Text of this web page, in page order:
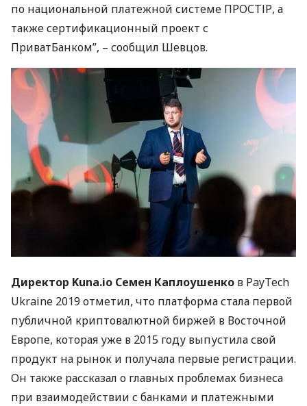
по национальной платежной системе ПРОСТІР, а
также сертификационный проект с
ПриватБанком”, – сообщил Шевцов.
Директор Kuna.io Семен Каплоушенко в PayTech
Ukraine 2019 отметил, что платформа стала первой
публичной криптовалютной биржей в Восточной
Европе, которая уже в 2015 году выпустила свой
продукт на рынок и получала первые регистрации.
Он также рассказал о главных проблемах бизнеса
при взаимодействии с банками и платежными